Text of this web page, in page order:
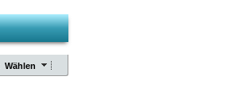
Wählen